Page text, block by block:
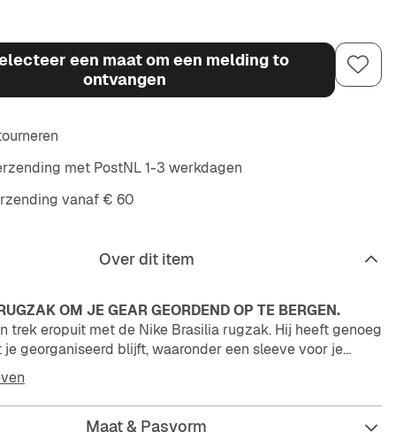
een maat om een melding to
ontvangen
met PostNL 1-3 werkdagen
vanaf € 60
Over dit item
OM JE GEAR GEORDEND OP TE BERGEN.
trek eropuit met de Nike Brasilia rugzak. Hij heeft genoeg
je georganiseerd blijft, waaronder een sleeve voor je
aan de zijkanten voor bidons en een zak met rits
om kleine spullen veilig op te bergen. Dit product is
minstens 50% gerecyclede polyestervezels.
Maat & Pasvorm